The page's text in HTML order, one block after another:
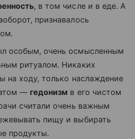
, в том числе и в еде. А
признавалось
особым, очень осмысленным
ритуалом. Никаких
на ходу, только наслаждение
— гедонизм в его чистом
считали очень важным
пищу и выбирать
продукты.